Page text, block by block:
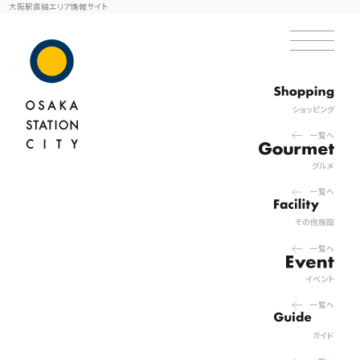
大阪駅直結エリア情報サイト
ショッピング
一覧へ
グルメ
一覧へ
その他施設
一覧へ
イベント
一覧へ
ガイド